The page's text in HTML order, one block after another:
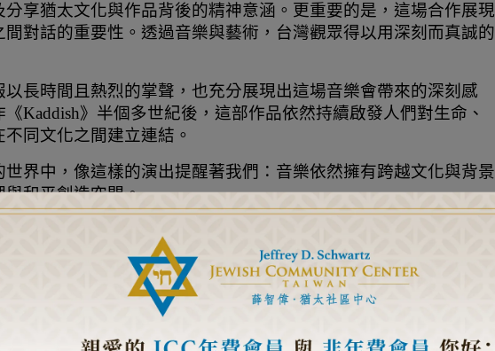
享猶太文化與作品背後的精神意涵。更重要的是，這場合作展現
對話的重要性。透過音樂與藝術，台灣觀眾得以用深刻而真誠的
長時間且熱烈的掌聲，也充分展現出這場音樂會帶來的深刻感
Kaddish》半個多世紀後，這部作品依然持續啟發人們對生命、
同文化之間建立連結。
界中，像這樣的演出提醒著我們：音樂依然擁有跨越文化與背景
與和平創造空間。